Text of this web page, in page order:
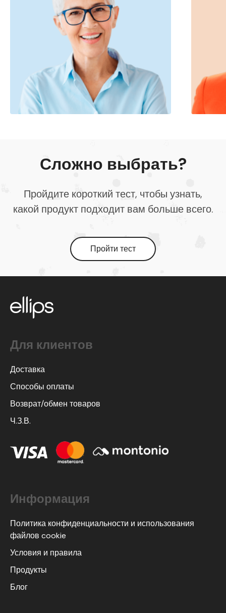
Сложно выбрать?
Пройдите короткий тест, чтобы узнать,
какой продукт подходит вам больше всего.
Пройти тест
Для клиентов
Доставка
Способы оплаты
Возврат/обмен товаров
Ч.З.В.
Информация
Политика конфиденциальности и использования
файлов cookie
Условия и правила
Продукты
Блог